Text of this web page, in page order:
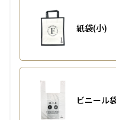
紙袋(小)
ビニール